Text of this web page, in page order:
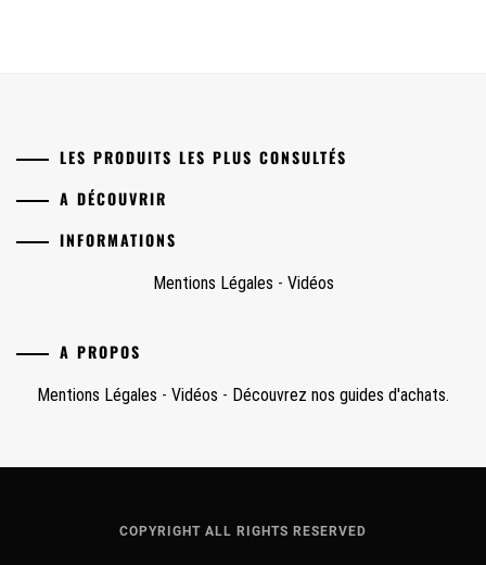
LES PRODUITS LES PLUS CONSULTÉS
A DÉCOUVRIR
INFORMATIONS
Mentions Légales - Vidéos
A PROPOS
Mentions Légales - Vidéos - Découvrez nos guides d'achats.
COPYRIGHT ALL RIGHTS RESERVED